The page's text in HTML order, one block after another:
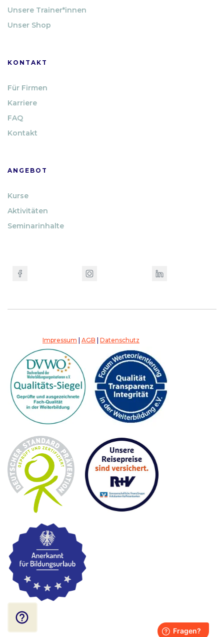
Unsere Trainer*innen
Unser Shop
KONTAKT
Für Firmen
Karriere
FAQ
Kontakt
ANGEBOT
Kurse
Aktivitäten
Seminarinhalte
Impressum | AGB | Datenschutz
help_outline